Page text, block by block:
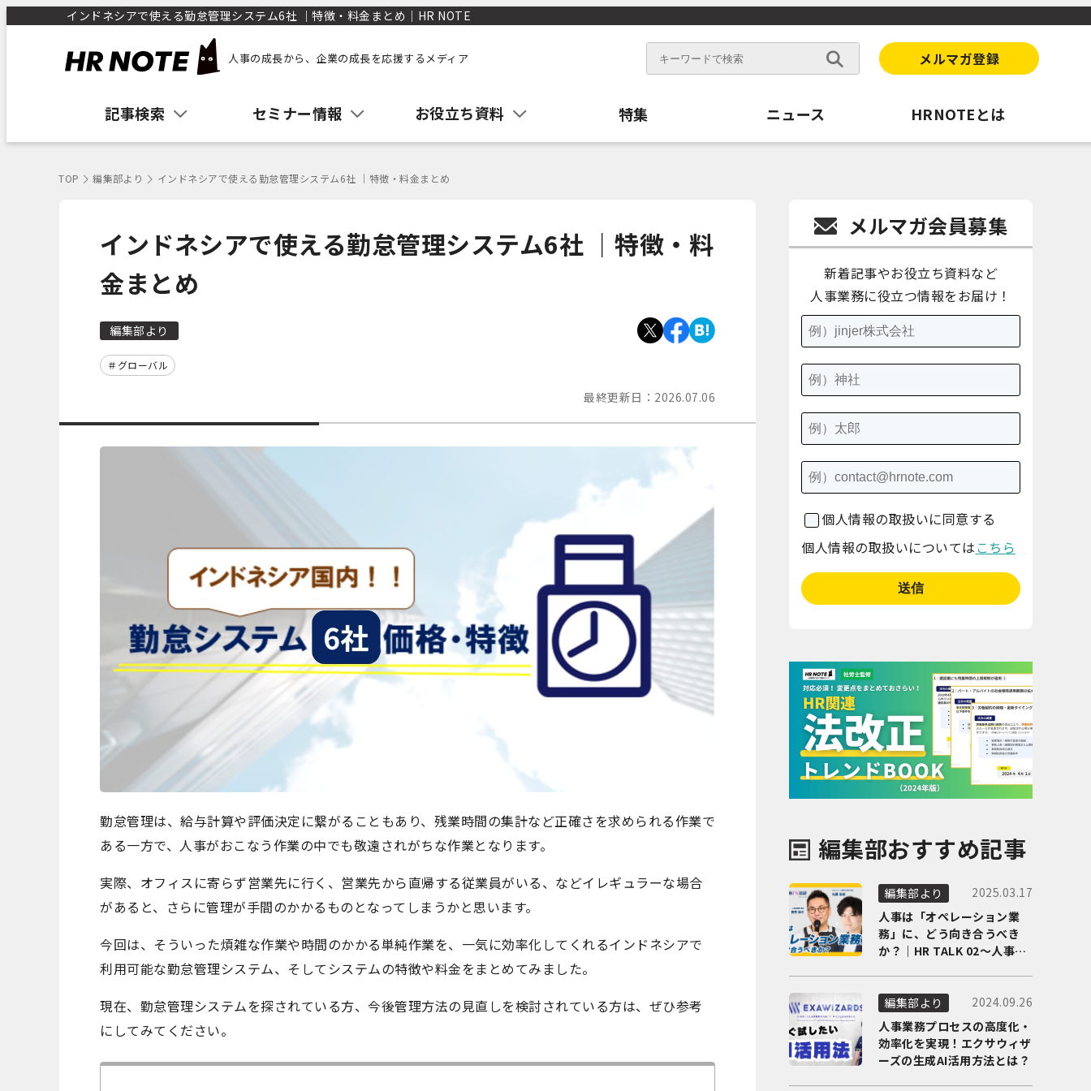
インドネシアで使える勤怠管理システム6社 ｜特徴・料金まとめ｜HR NOTE
人事の成長から、企業の成長を応援するメディア メルマガ登録
記事検索 セミナー情報 お役立ち資料 特集 ニュース HRNOTEとは
TOP 編集部より インドネシアで使える勤怠管理システム6社 ｜特徴・料金まとめ
インドネシアで使える勤怠管理システム6社 ｜特徴・料
金まとめ
編集部より
グローバル
最終更新日： 2026.07.06
勤怠管理は、給与計算や評価決定に繋がることもあり、残業時間の集計など正確さを求められる作業で
ある一方で、人事がおこなう作業の中でも敬遠されがちな作業となります。
実際、オフィスに寄らず営業先に行く、営業先から直帰する従業員がいる、などイレギュラーな場合
があると、さらに管理が手間のかかるものとなってしまうかと思います。
今回は、そういった煩雑な作業や時間のかかる単純作業を、一気に効率化してくれるインドネシアで
利用可能な勤怠管理システム、そしてシステムの特徴や料金をまとめてみました。
現在、勤怠管理システムを探されている方、今後管理方法の見直しを検討されている方は、ぜひ参考
にしてみてください。
メルマガ会員募集
新着記事やお役立ち資料など
人事業務に役立つ情報をお届け！
個人情報の取扱いに同意する
個人情報の取扱いについては こちら
編集部おすすめ記事
編集部より
2025.03.17
人事は「オペレーション業
務」に、どう向き合うべき
か？｜HR TALK 02～人事DX
編集部より
2024.09.26
人事業務プロセスの高度化・
効率化を実現！エクサウィザ
ーズの生成AI活用方法とは？